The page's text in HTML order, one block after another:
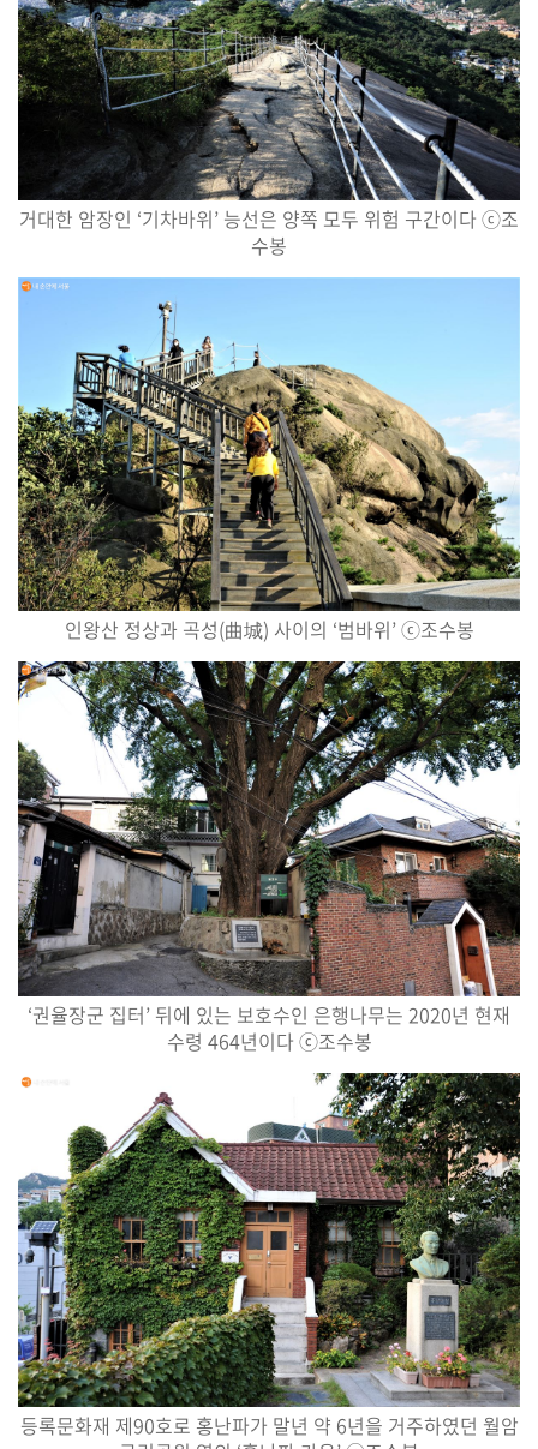
거대한 암장인 ‘기차바위’ 능선은 양쪽 모두 위험 구간이다 ⓒ조
수봉
인왕산 정상과 곡성(曲城) 사이의 ‘범바위’ⓒ조수봉
‘권율장군 집터’ 뒤에 있는 보호수인 은행나무는 2020년 현재
수령 464년이다 ⓒ조수봉
등록문화재 제90호로 홍난파가 말년 약 6년을 거주하였던 월암